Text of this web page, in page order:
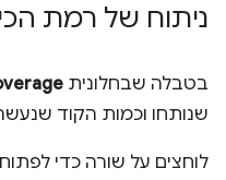
ניתוח של רמת
בטבלה שבחלונית
שנותחו וכמות הקוד
לוחצים על שורה כדי